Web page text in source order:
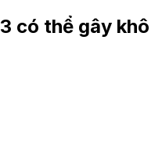
có thể gây khô